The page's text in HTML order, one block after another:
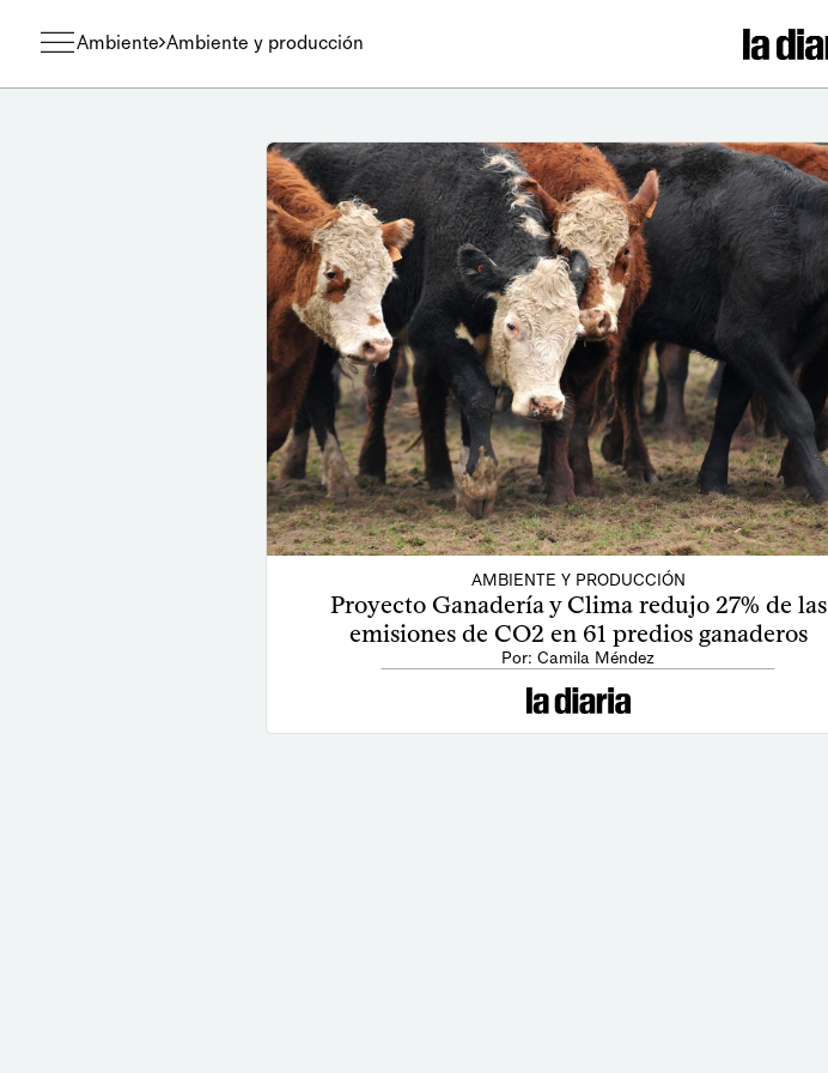
Ambiente Ambiente y producción
AMBIENTE Y PRODUCCIÓN
Proyecto Ganadería y Clima redujo 27% de las
emisiones de CO2 en 61 predios ganaderos
Por: Camila Méndez